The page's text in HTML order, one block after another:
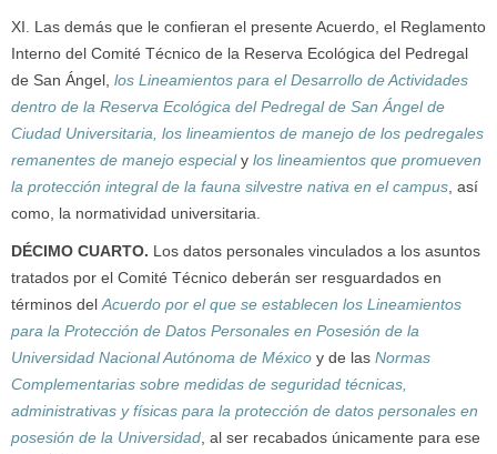
XI. Las demás que le confieran el presente Acuerdo, el Reglamento
Interno del Comité Técnico de la Reserva Ecológica del Pedregal
de San Ángel, los Lineamientos para el Desarrollo de Actividades
dentro de la Reserva Ecológica del Pedregal de San Ángel de
Ciudad Universitaria, los lineamientos de manejo de los pedregales
remanentes de manejo especialy los lineamientos que promueven
la protección integral de la fauna silvestre nativa en el campus , así
como, la normatividad universitaria.
DÉCIMO CUARTO. Los datos personales vinculados a los asuntos
tratados por el Comité Técnico deberán ser resguardados en
términos del Acuerdo por el que se establecen los Lineamientos
para la Protección de Datos Personales en Posesión de la
Universidad Nacional Autónoma de México y de las Normas
Complementarias sobre medidas de seguridad técnicas,
administrativas y físicas para la protección de datos personales en
posesión de la Universidad , al ser recabados únicamente para ese